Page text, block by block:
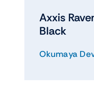
Axxis
Black
Okumaya